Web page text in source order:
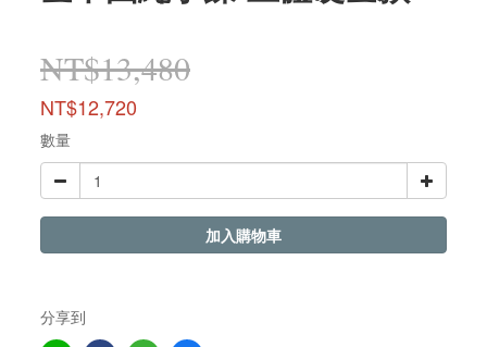
NT$13,480
NT$12,720
數量
加入購物車
分享到